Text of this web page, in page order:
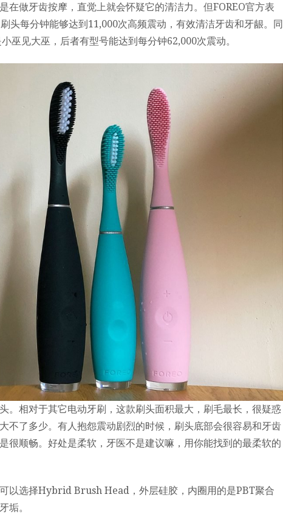
在做牙齿按摩，直觉上就会怀疑它的清洁力。但FOREO官方表
头每分钟能够达到11,000次高频震动，有效清洁牙齿和牙龈。同
巫见大巫，后者有型号能达到每分钟62,000次震动。
。相对于其它电动牙刷，这款刷头面积最大，刷毛最长，很疑惑
不了多少。有人抱怨震动剧烈的时候，刷头底部会很容易和牙齿
很顺畅。好处是柔软，牙医不是建议嘛，用你能找到的最柔软的
以选择Hybrid Brush Head，外层硅胶，内圈用的是PBT聚合
垢。